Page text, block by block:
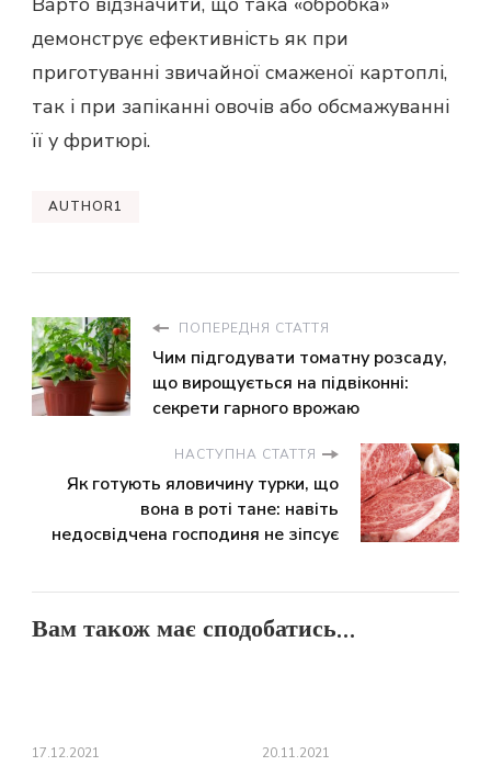
демонструє ефективність як при
приготуванні звичайної смаженої картоплі,
так і при запіканні овочів або обсмажуванні
її у фритюрі.
AUTHOR1
ПОПЕРЕДНЯ СТАТТЯ
Чим підгодувати томатну розсаду,
що вирощується на підвіконні:
секрети гарного врожаю
НАСТУПНА СТАТТЯ
Як готують яловичину турки, що
вона в роті тане: навіть
недосвідчена господиня не зіпсує
Вам також має сподобатись...
17.12.2021 20.11.2021